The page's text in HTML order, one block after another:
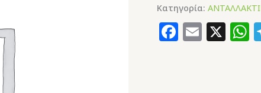
Κατηγορία:
Email
X